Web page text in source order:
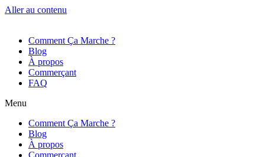
Aller au contenu
Comment Ça Marche ?
Blog
À propos
Commerçant
FAQ
Menu
Comment Ça Marche ?
Blog
À propos
Commerçant